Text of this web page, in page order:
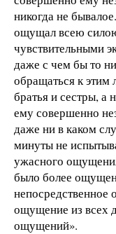
никогда не
ощущал всею
чувствительными
даже с чем бы то
обращаться к
братья и сестры, а
ему совершенно
даже ни в каком
минуты не
ужасного
было более
ощущение из всех
ощущений».